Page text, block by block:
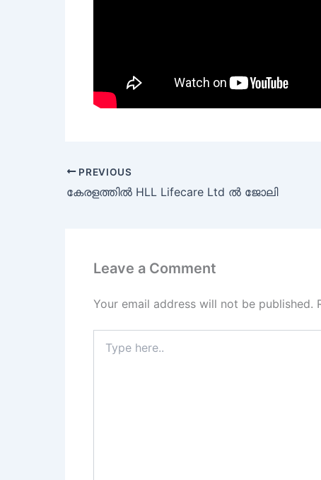
PREVIOUS
കേരളത്തില്‍ HLL Lifecare Ltd ല്‍ ജോലി
Leave a Comment
Your email address will not be published.
here..